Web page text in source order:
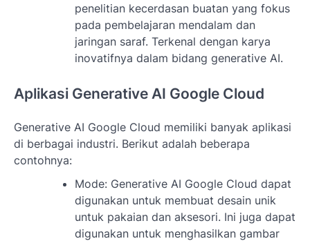
penelitian kecerdasan buatan yang fokus
pada pembelajaran mendalam dan
jaringan saraf. Terkenal dengan karya
inovatifnya dalam bidang generative AI.
Aplikasi Generative AI Google Cloud
Generative AI Google Cloud memiliki banyak aplikasi
di berbagai industri. Berikut adalah beberapa
contohnya:
Mode: Generative AI Google Cloud dapat
digunakan untuk membuat desain unik
untuk pakaian dan aksesori. Ini juga dapat
digunakan untuk menghasilkan gambar